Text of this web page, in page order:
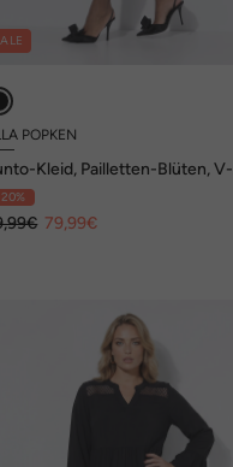
POPKEN
Kleid, Pailletten-Blüten, V-
3/4-Arm
79,99€